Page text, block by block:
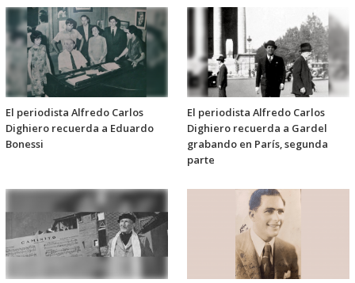
El periodista Alfredo Carlos
Dighiero recuerda a Eduardo
Bonessi
El periodista Alfredo Carlos
Dighiero recuerda a Gardel
grabando en París, segunda
parte